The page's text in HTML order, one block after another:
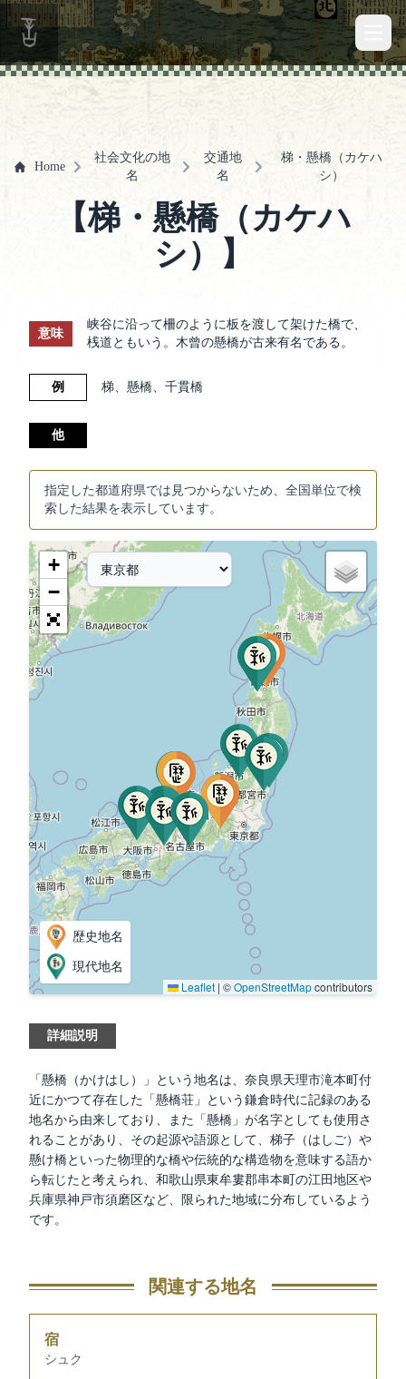
Home
社会文化の地
名
交通地
名
梯・懸橋（カケハ
シ）
【梯・懸橋（カケハ
シ）】
意味
峡谷に沿って柵のように板を渡して架けた橋で、
桟道ともいう。木曾の懸橋が古来有名である。
例 梯、懸橋、千貫橋
他
指定した都道府県では見つからないため、全国単位で検
索した結果を表示しています。
歴史地名
現代地名
+
−
Leaflet | ©OpenStreetMapcontributors
詳細説明
「懸橋（かけはし）」という地名は、奈良県天理市滝本町付
近にかつて存在した「懸橋荘」という鎌倉時代に記録のある
地名から由来しており、また「懸橋」が名字としても使用さ
れることがあり、その起源や語源として、梯子（はしご）や
懸け橋といった物理的な橋や伝統的な構造物を意味する語か
ら転じたと考えられ、和歌山県東牟婁郡串本町の江田地区や
兵庫県神戸市須磨区など、限られた地域に分布しているよう
です。
関連する地名
宿
シュク